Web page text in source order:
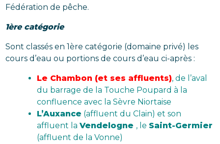
Fédération de pêche.
1ère catégorie
Sont classés en 1ère catégorie (domaine privé) les
cours d’eau ou portions de cours d’eau ci-après :
Le Chambon (et ses affluents), de l’aval
du barrage de la Touche Poupard à la
confluence avec la Sèvre Niortaise
L’Auxance (affluent du Clain) et son
affluent laVendelogne , le Saint-Germier
(affluent de la Vonne)